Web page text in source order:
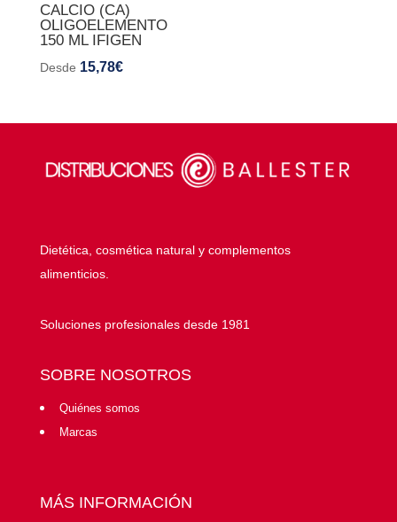
CALCIO (CA)
OLIGOELEMENTO
150 ML IFIGEN
Desde 15,78€
Dietética, cosmética natural y complementos
alimenticios.
Soluciones profesionales desde 1981
SOBRE NOSOTROS
Quiénes somos
Marcas
MÁS INFORMACIÓN